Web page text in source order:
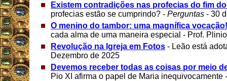
Existem contradições nas profecias do fim
profecias estão se cumprindo? - Perguntas - 30
O menino do tambor: uma magnífica vocação!
cada alma de uma maneira especial - Prof.
Revolução na Igreja em Fotos - Leão está
Dezembro de 2025
Devemos receber todas as coisas por meio
Pio XI afirma o papel de Maria inequivocamente